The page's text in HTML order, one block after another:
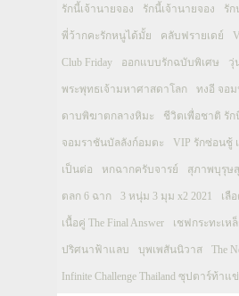
รักนี้เจ้านายจอง รักนี้เจ้านายจอง รัก
พี่ว้ากคะรักหนูได้มั้ย คลับฟรายเดย์
Club Friday ออกแบบรักฉบับพิเศษ วุ่
พระพุทธเจ้ามหาศาสดาโลก ทงอี จอ
ดาบพิฆาตกลางหิมะ ชีวิตเพื่อชาติ รัก
จอมราชันบัลลังก์อมตะ VIP รักซ่อนชู้
เป็นต่อ หกฉากครับจารย์ สุภาพบุรุษ
ตลก 6 ฉาก 3 หนุ่ม 3 มุม x2 2021 เลื
เนื้อคู่ The Final Answer เชฟกระทะเห
ปริศนาฟ้าแลบ บุพเพสันนิวาส The
Infinite Challenge Thailand ซุปตาร์ท้าแ